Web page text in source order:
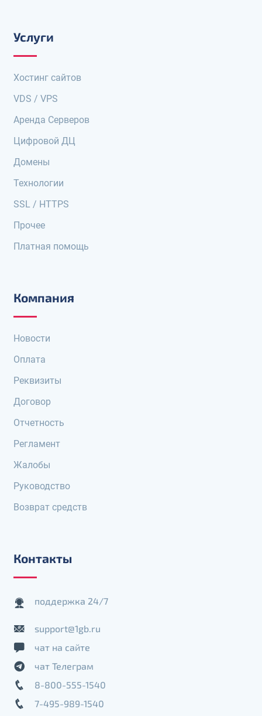
Услуги
Хостинг сайтов
VDS / VPS
Аренда Серверов
Цифровой ДЦ
Домены
Технологии
SSL / HTTPS
Прочее
Платная помощь
Компания
Новости
Оплата
Реквизиты
Договор
Отчетность
Регламент
Жалобы
Руководство
Возврат средств
Контакты
поддержка 24/7
support@1gb.ru
чат на сайте
чат Телеграм
8-800-555-1540
7-495-989-1540